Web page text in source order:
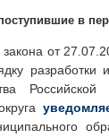
в
закона от
разработки